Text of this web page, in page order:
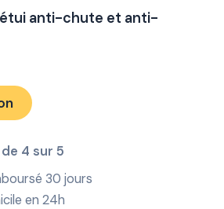
étui anti-chute et anti-
4 sur 5
30 jours
en 24h